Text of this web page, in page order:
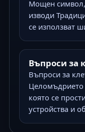
Мощен
изводи
се използват
Въпроси за
Въпроси за
Целомъдрието
която се
устройства и